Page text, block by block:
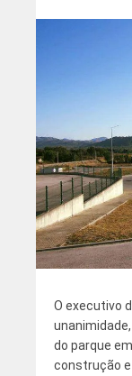
O executivo
do parque
construção